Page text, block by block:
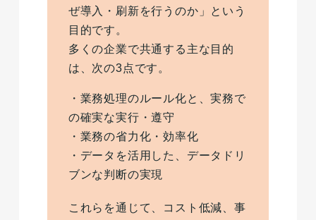
ぜ導入・刷新を行うのか」という
目的です。
多くの企業で共通する主な目的
は、次の3点です。
・業務処理のルール化と、実務で
の確実な実行・遵守
・業務の省力化・効率化
・データを活用した、データドリ
ブンな判断の実現
これらを通じて、コスト低減、事